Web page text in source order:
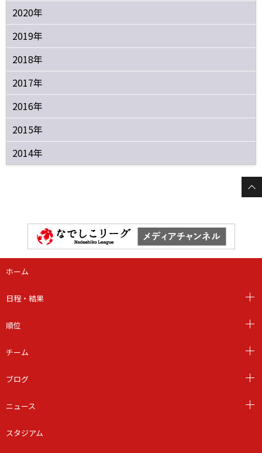
2020年
2019年
2018年
2017年
2016年
2015年
2014年
ホーム
日程・結果
順位
チーム
ブログ
ニュース
スタジアム